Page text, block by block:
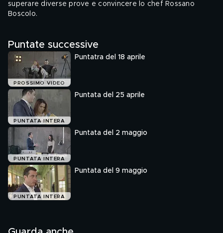
superare diverse prove e convincere lo chef Rossano
Boscolo.
Puntate successive
PROSSIMO VIDEO
Puntatra del 18 aprile
PUNTATA INTERA
Puntata del 25 aprile
PUNTATA INTERA
Puntata del 2 maggio
PUNTATA INTERA
Puntata del 9 maggio